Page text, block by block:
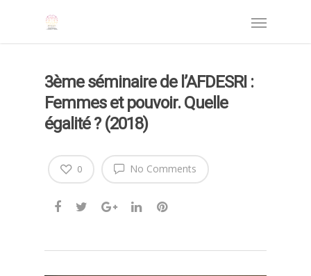
3ème séminaire de l’AFDESRI :
Femmes et pouvoir. Quelle
égalité ? (2018)
No Comments
0